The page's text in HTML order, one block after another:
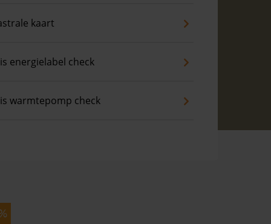
kaart
energielabel check
warmtepomp check